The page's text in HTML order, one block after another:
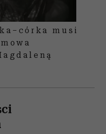
i analitycznym.
z innymi danymi
podczasmusi